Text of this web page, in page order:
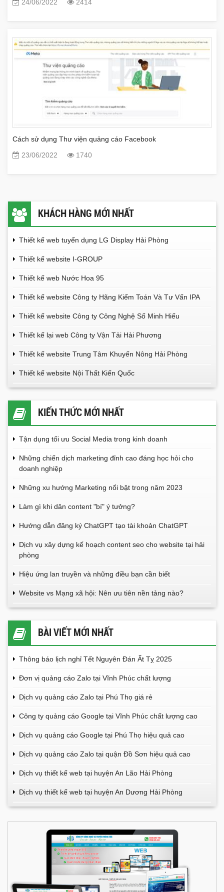
24/06/2022
2414
Cách sử dụng Thư viện quảng cáo Facebook
23/06/2022
1740
KHÁCH HÀNG MỚI NHẤT
Thiết kế web tuyển dụng LG Display Hải Phòng
Thiết kế website I-GROUP
Thiết kế web Nước Hoa 95
Thiết kế website Công ty Hãng Kiểm Toán Và Tư Vấn IPA
Thiết kế website Công ty Công Nghệ Số Minh Hiếu
Thiết kế lại web Công ty Vận Tải Hải Phương
Thiết kế website Trung Tâm Khuyến Nông Hải Phòng
Thiết kế website Nội Thất Kiến Quốc
KIẾN THỨC MỚI NHẤT
Tận dụng tối ưu Social Media trong kinh doanh
Những chiến dịch marketing đỉnh cao đáng học hỏi cho
doanh nghiệp
Những xu hướng Marketing nổi bật trong năm 2023
Làm gì khi dân content "bí" ý tưởng?
Hướng dẫn đăng ký ChatGPT tạo tài khoản ChatGPT
Dịch vụ xây dựng kế hoạch content seo cho website tại hải
phòng
Hiệu ứng lan truyền và những điều bạn cần biết
Website vs Mạng xã hội: Nên ưu tiên nền tảng nào?
BÀI VIẾT MỚI NHẤT
Thông báo lịch nghỉ Tết Nguyên Đán Ất Tỵ 2025
Đơn vị quảng cáo Zalo tại Vĩnh Phúc chất lượng
Dịch vụ quảng cáo Zalo tại Phú Thọ giá rẻ
Công ty quảng cáo Google tại Vĩnh Phúc chất lượng cao
Dịch vụ quảng cáo Google tại Phú Thọ hiệu quả cao
Dịch vụ quảng cáo Zalo tại quận Đồ Sơn hiệu quả cao
Dịch vụ thiết kế web tại huyện An Lão Hải Phòng
Dịch vụ thiết kế web tại huyện An Dương Hải Phòng